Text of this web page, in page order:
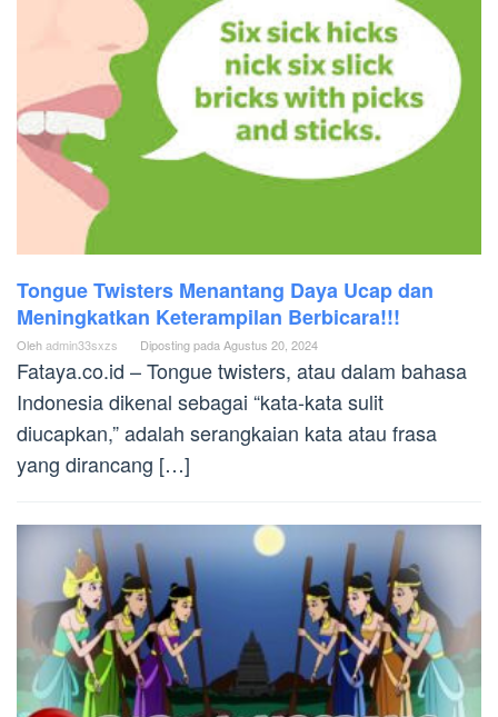
Tongue Twisters Menantang Daya Ucap dan
Meningkatkan Keterampilan Berbicara!!!
Olehadmin33sxzs Diposting pada Agustus 20, 2024
Fataya.co.id – Tongue twisters, atau dalam bahasa
Indonesia dikenal sebagai “kata-kata sulit
diucapkan,” adalah serangkaian kata atau frasa
yang dirancang […]